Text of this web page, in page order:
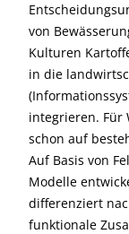
von
Kulturen
in die
integrieren. Für
schon auf
Auf Basis von
Modelle
differenziert
funktionale